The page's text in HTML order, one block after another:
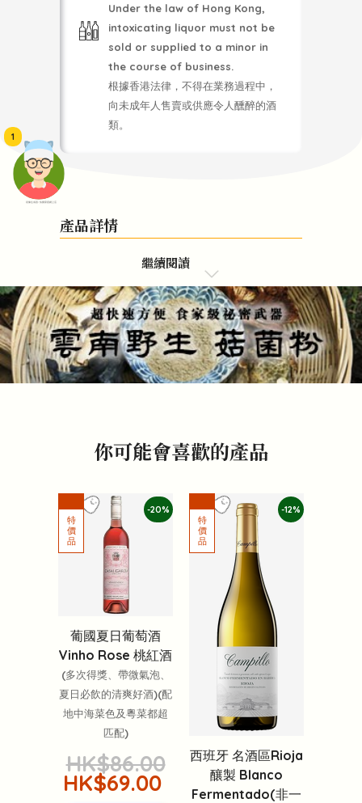
頭像生成器: 快樂家庭網上店
1
Under the law of Hong Kong,
intoxicating liquor must not be
sold or supplied to a minor in
the course of business.
根據香港法律，不得在業務過程中，
向未成年人售賣或供應令人醺醉的酒
類。
產品詳情
繼續閱讀
你可能會喜歡的產品
-20%
葡國夏日葡萄酒
Vinho Rose 桃紅酒
(多次得獎、帶微氣泡、
夏日必飲的清爽好酒)(配
地中海菜色及粵菜都超
匹配)
HK$86.00
HK$69.00
-12%
西班牙 名酒區Rioja
釀製 Blanco
Fermentado(非一